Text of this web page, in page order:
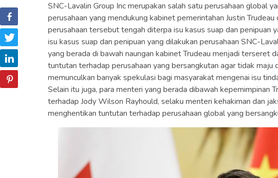
SNC-Lavalin Group Inc merupakan salah satu perusahaan global
perusahaan yang mendukung kabinet pemerintahan Justin
perusahaan tersebut tengah diterpa isu kasus suap dan penipuan
isu kasus suap dan penipuan yang dilakukan perusahaan SNC-
yang berada di bawah naungan kabinet Trudeau menjadi terseret
tuntutan terhadap perusahaan yang bersangkutan agar tidak
memunculkan banyak spekulasi bagi masyarakat mengenai isu
Selain itu juga, para menteri yang berada dibawah kepemimpinan
terhadap Jody Wilson Rayhould, selaku menteri kehakiman dan
menghentikan tuntutan terhadap perusahaan global yang